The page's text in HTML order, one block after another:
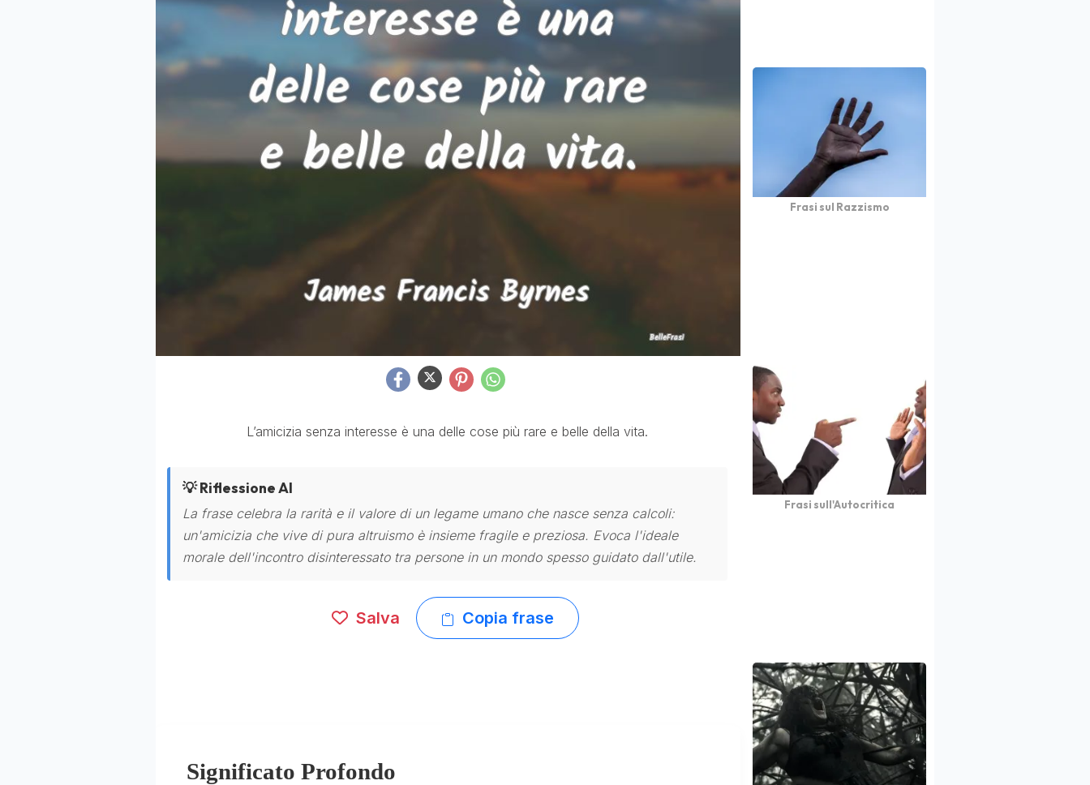
L’amicizia senza interesse è una delle cose più rare e belle della vita.
💡 Riflessione AI
La frase celebra la rarità e il valore di un legame umano che nasce senza calcoli:
un'amicizia che vive di pura altruismo è insieme fragile e preziosa. Evoca l'ideale
morale dell'incontro disinteressato tra persone in un mondo spesso guidato dall'utile.
Salva Copia frase
Significato Profondo
Frasi sul Razzismo
Frasi sull'Autocritica